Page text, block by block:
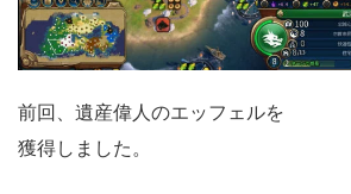
前回、遺産偉人のエッフェルを
獲得しました。